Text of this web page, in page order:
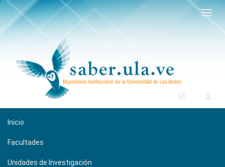
Inicio
Facultades
Unidades de Investigación